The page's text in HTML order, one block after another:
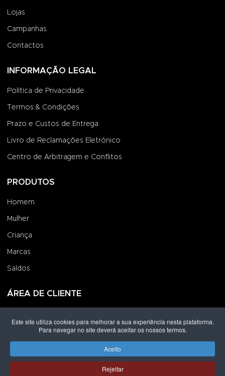
Lojas
Campanhas
Contactos
INFORMAÇÃO LEGAL
Política de Privacidade
Termos & Condições
Prazo e Custos de Entrega
Livro de Reclamações Eletrónico
Centro de Arbitragem e Conflitos
PRODUTOS
Homem
Mulher
Criança
Marcas
Saldos
ÁREA DE CLIENTE
Criar uma Conta
Direitos de autor © 2026 Grupo Lpoint® Footwear & Co.. Todos os
Este site utiliza cookies para melhorar a sua experiência nesta plataforma.
Para navegar no site deverá aceitar os nossos termos.
Aceito
Rejeitar